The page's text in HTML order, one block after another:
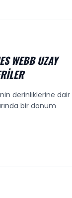
WEBB UZAY
derinliklerine dair
bir dönüm